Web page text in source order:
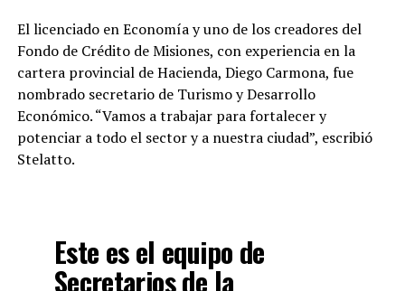
El licenciado en Economía y uno de los creadores del
Fondo de Crédito de Misiones, con experiencia en la
cartera provincial de Hacienda, Diego Carmona, fue
nombrado secretario de Turismo y Desarrollo
Económico. “Vamos a trabajar para fortalecer y
potenciar a todo el sector y a nuestra ciudad”, escribió
Stelatto.
Este es el equipo de
Secretarios de la